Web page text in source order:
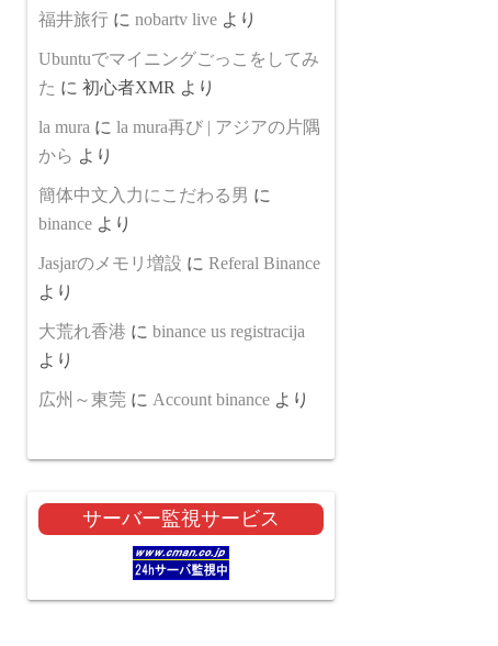
福井旅行 に nobartv live より
Ubuntuでマイニングごっこをしてみ
た に 初心者XMR より
la mura に la mura再び | アジアの片隅
から より
簡体中文入力にこだわる男 に
binance より
Jasjarのメモリ増設 に Referal Binance
より
大荒れ香港 に binance us registracija
より
広州～東莞 に Account binance より
サーバー監視サービス